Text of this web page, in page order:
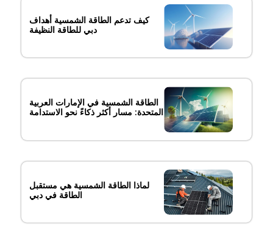
كيف تدعم الطاقة الشمسية أهداف
دبي للطاقة النظيفة
الطاقة الشمسية في الإمارات العربية
المتحدة: مسار أكثر ذكاءً نحو الاستدامة
لماذا الطاقة الشمسية هي مستقبل
الطاقة في دبي